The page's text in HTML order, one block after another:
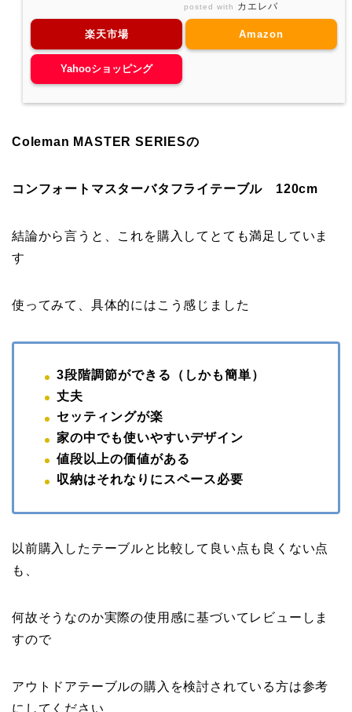
posted with カエレバ
楽天市場 Amazon
Yahooショッピング
Coleman MASTER SERIESの
コンフォートマスターバタフライテーブル 120cm
結論から言うと、これを購入してとても満足していま
す
使ってみて、具体的にはこう感じました
3段階調節ができる（しかも簡単）
丈夫
セッティングが楽
家の中でも使いやすいデザイン
値段以上の価値がある
収納はそれなりにスペース必要
以前購入したテーブルと比較して良い点も良くない点
も、
何故そうなのか実際の使用感に基づいてレビューしま
すので
アウトドアテーブルの購入を検討されている方は参考
にしてください